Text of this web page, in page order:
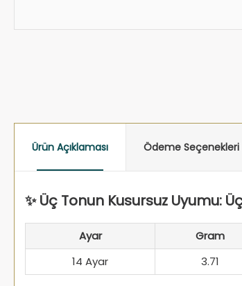
Ürün Açıklaması Ödeme Seçenekleri
✨ Üç Tonun Kusursuz Uyumu:
Ayar Gram
14 Ayar
3.71